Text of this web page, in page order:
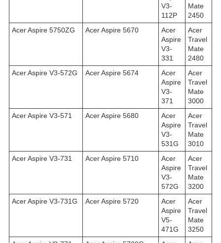
V3-
112P
Mate
2450
Acer Aspire 5750ZG
Acer Aspire 5670
Acer
Aspire
V3-
331
Acer
Travel
Mate
2480
Acer Aspire V3-572G
Acer Aspire 5674
Acer
Aspire
V3-
371
Acer
Travel
Mate
3000
Acer Aspire V3-571
Acer Aspire 5680
Acer
Aspire
V3-
531G
Acer
Travel
Mate
3010
Acer Aspire V3-731
Acer Aspire 5710
Acer
Aspire
V3-
572G
Acer
Travel
Mate
3200
Acer Aspire V3-731G
Acer Aspire 5720
Acer
Aspire
V5-
471G
Acer
Travel
Mate
3250